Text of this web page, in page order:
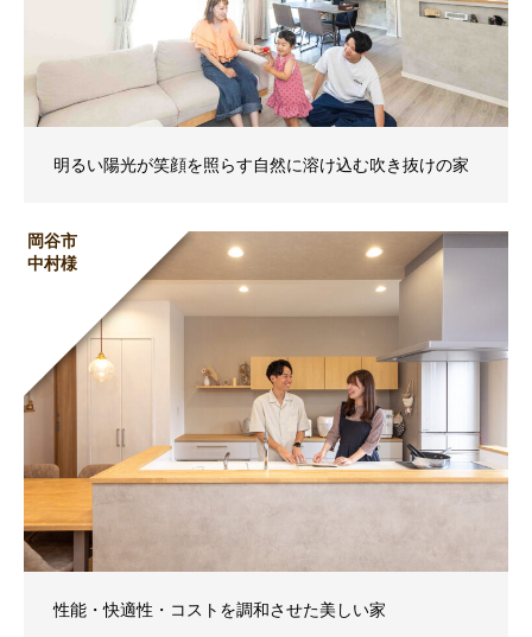
明るい陽光が笑顔を照らす自然に溶け込む吹き抜けの家
岡谷市
中村様
性能・快適性・コストを調和させた美しい家